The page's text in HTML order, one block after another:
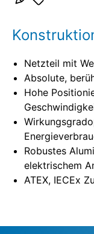
Netzteil mit
Absolute,
Hohe
Robustes
elektrischem
ATEX, IECEx